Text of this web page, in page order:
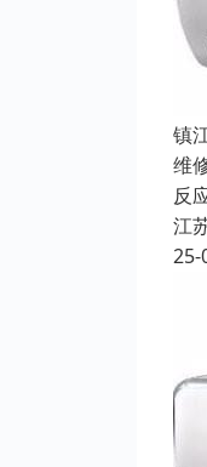
镇
维
反
江
25-